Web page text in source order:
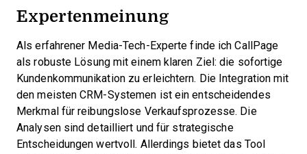
Expertenmeinung
Als erfahrener Media-Tech-Experte finde ich CallPage
als robuste Lösung mit einem klaren Ziel: die sofortige
Kundenkommunikation zu erleichtern. Die Integration mit
den meisten CRM-Systemen ist ein entscheidendes
Merkmal für reibungslose Verkaufsprozesse. Die
Analysen sind detailliert und für strategische
Entscheidungen wertvoll. Allerdings bietet das Tool